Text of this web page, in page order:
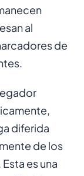
al
de
diferida
de los
es una